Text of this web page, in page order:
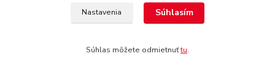
Copyright © 2014 - 2025 SLEPTO, s.r.o. , Všetky práva vyhradené
Nastavenia Súhlasím
Súhlas môžete odmietnuťtu.